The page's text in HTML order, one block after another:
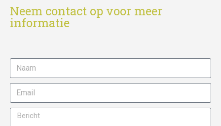
Neem contact op voor meer
informatie